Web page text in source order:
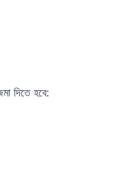
দিতে হবে: